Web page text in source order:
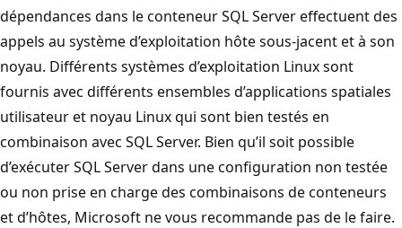
dépendances dans le conteneur SQL Server effectuent des
appels au système d’exploitation hôte sous-jacent et à son
noyau. Différents systèmes d’exploitation Linux sont
fournis avec différents ensembles d’applications spatiales
utilisateur et noyau Linux qui sont bien testés en
combinaison avec SQL Server. Bien qu’il soit possible
d’exécuter SQL Server dans une configuration non testée
ou non prise en charge des combinaisons de conteneurs
et d’hôtes, Microsoft ne vous recommande pas de le faire.